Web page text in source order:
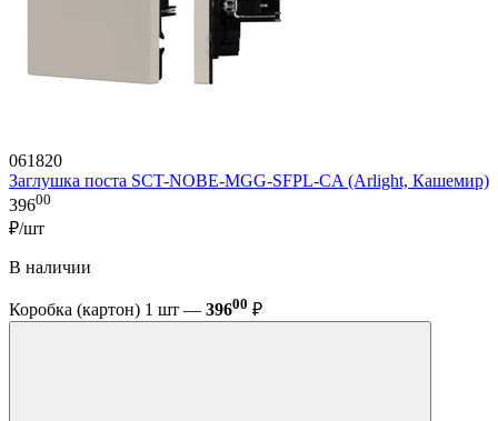
061820
Заглушка поста SCT-NOBE-MGG-SFPL-CA (Arlight, Кашемир)
39600
₽/шт
В наличии
Коробка (картон) 1 шт — 39600 ₽